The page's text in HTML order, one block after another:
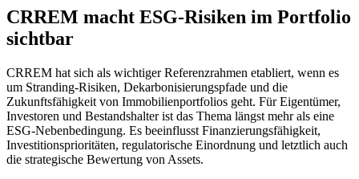
CRREM macht ESG-Risiken im Portfolio
sichtbar
CRREM hat sich als wichtiger Referenzrahmen etabliert, wenn es
um Stranding-Risiken, Dekarbonisierungspfade und die
Zukunftsfähigkeit von Immobilienportfolios geht. Für Eigentümer,
Investoren und Bestandshalter ist das Thema längst mehr als eine
ESG-Nebenbedingung. Es beeinflusst Finanzierungsfähigkeit,
Investitionsprioritäten, regulatorische Einordnung und letztlich auch
die strategische Bewertung von Assets.